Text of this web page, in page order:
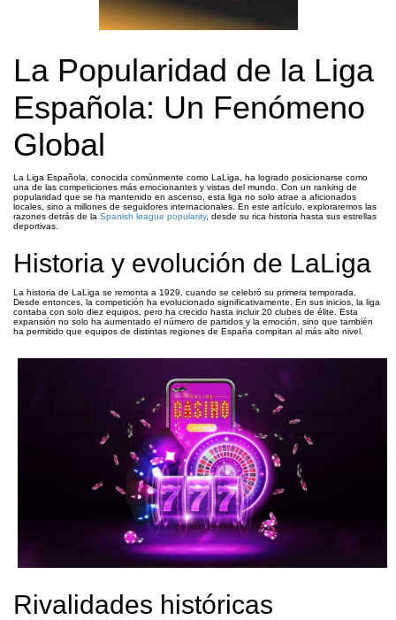
La Popularidad de la Liga
Española: Un Fenómeno
Global
La Liga Española, conocida comúnmente como LaLiga, ha logrado posicionarse como
una de las competiciones más emocionantes y vistas del mundo. Con un ranking de
popularidad que se ha mantenido en ascenso, esta liga no solo atrae a aficionados
locales, sino a millones de seguidores internacionales. En este artículo, exploraremos las
razones detrás de la Spanish league popularity, desde su rica historia hasta sus estrellas
deportivas.
Historia y evolución de LaLiga
La historia de LaLiga se remonta a 1929, cuando se celebró su primera temporada.
Desde entonces, la competición ha evolucionado significativamente. En sus inicios, la liga
contaba con solo diez equipos, pero ha crecido hasta incluir 20 clubes de élite. Esta
expansión no solo ha aumentado el número de partidos y la emoción, sino que también
ha permitido que equipos de distintas regiones de España compitan al más alto nivel.
Rivalidades históricas